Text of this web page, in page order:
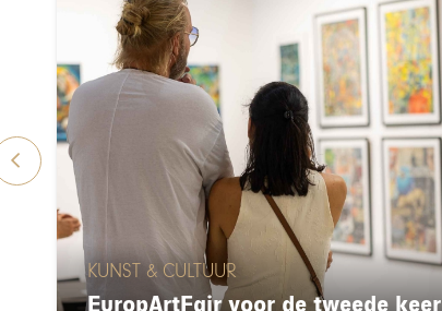
KUNST & CULTUUR
EuropArtFair voor de tweede keer